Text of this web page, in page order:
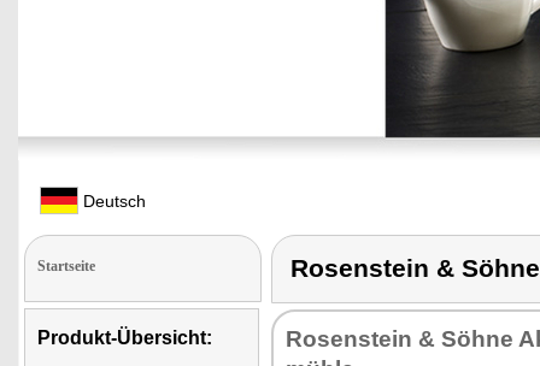
Deutsch
Startseite
Produkt-Übersicht:
Rosenstein &
Ro­sen­stein & Söh­ne